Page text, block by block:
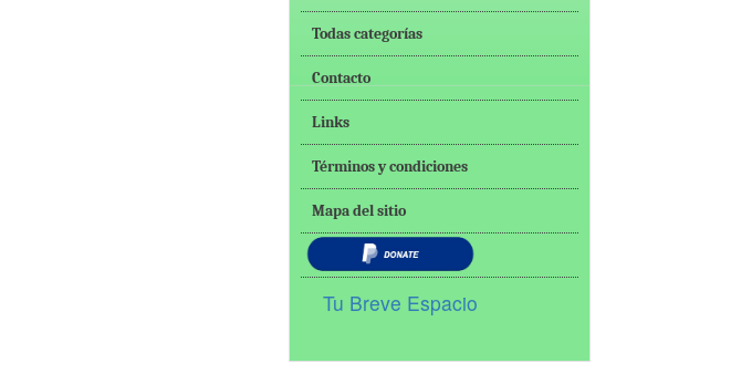
Todas categorías
Contacto
Links
Términos y condiciones
Mapa del sitio
Tu Breve Espacio